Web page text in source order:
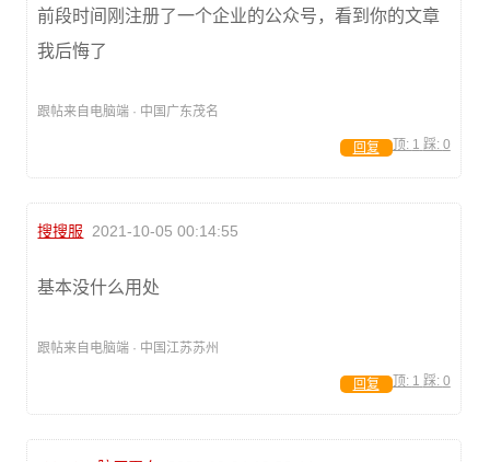
前段时间刚注册了一个企业的公众号，看到你的文章
我后悔了
跟帖来自电脑端 · 中国广东茂名
顶: 1 踩: 0
回复
搜搜服 2021-10-05 00:14:55
基本没什么用处
跟帖来自电脑端 · 中国江苏苏州
顶: 1 踩: 0
回复